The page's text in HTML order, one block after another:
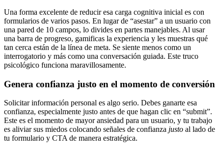
Una forma excelente de reducir esa carga cognitiva inicial es con
formularios de varios pasos. En lugar de “asestar” a un usuario con
una pared de 10 campos, lo divides en partes manejables. Al usar
una barra de progreso, gamificas la experiencia y les muestras qué
tan cerca están de la línea de meta. Se siente menos como un
interrogatorio y más como una conversación guiada. Este truco
psicológico funciona maravillosamente.
Genera confianza justo en el momento de conversión
Solicitar información personal es algo serio. Debes ganarte esa
confianza, especialmente justo antes de que hagan clic en “submit”.
Este es el momento de mayor ansiedad para un usuario, y tu trabajo
es aliviar sus miedos colocando señales de confianza justo al lado de
tu formulario y CTA de manera estratégica.